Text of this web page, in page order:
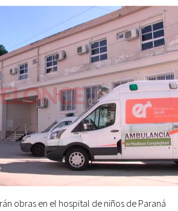
obras en el hospital de niños de Paraná